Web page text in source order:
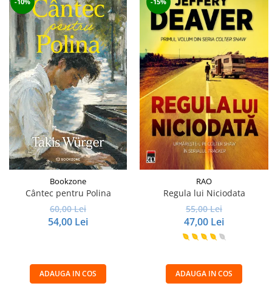
Bookzone
Cântec pentru Polina
60,00 Lei
54,00 Lei
ADAUGA IN COS
RAO
Regula lui Niciodata
55,00 Lei
47,00 Lei
ADAUGA IN COS